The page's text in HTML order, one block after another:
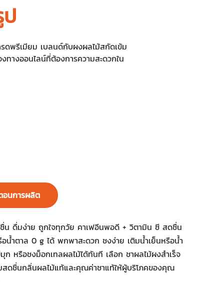
ดพรีเมียม เบลนด์กับผงผลไม้สกัดเข้ม
างออนไลน์ที่ต้องการความสะดวกใน
อนการผลิต
ชื่น ดื่มง่าย ถูกใจทุกวัย คาเฟอีนพอดี + วิตามิน ซี สดชื่น
น้ำตาล 0 g ได้ พกพาสะดวก ชงง่าย เติมน้ำเย็นหรือน้ำ
หรือชงม็อกเทลผลไม้ได้ทันที เลือก ชาผลไม้ผงสำเร็จ
ดชื่นกลิ่นผลไม้แท้และคุณค่าชาแท้ให้ผู้บริโภคของคุณ